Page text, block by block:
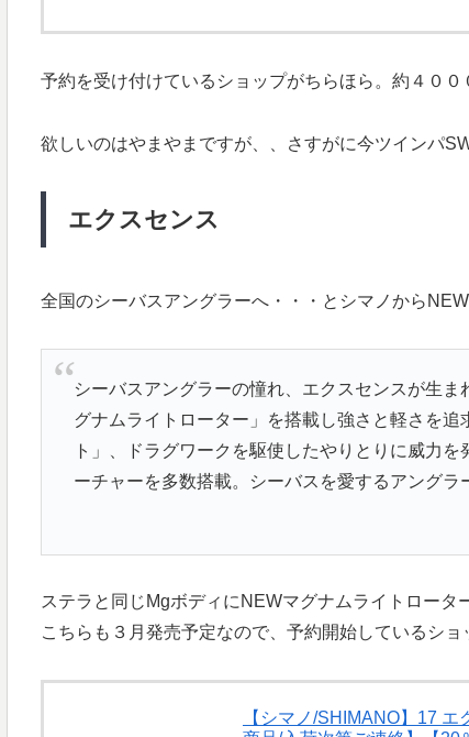
予約を受け付けているショップがちらほら。約４００
欲しいのはやまやまですが、、さすがに今ツインパ
エクスセンス
全国のシーバスアングラーへ・・・とシマノからNEW
シーバスアングラーの憧れ、エクスセンスが生
グナムライトローター」を搭載し強さと軽さを
ト」、ドラグワークを駆使したやりとりに威力
ーチャーを多数搭載。シーバスを愛するアングラ
ステラと同じMgボディにNEWマグナムライトロータ
こちらも３月発売予定なので、予約開始しているショ
【シマノ/SHIMANO】17